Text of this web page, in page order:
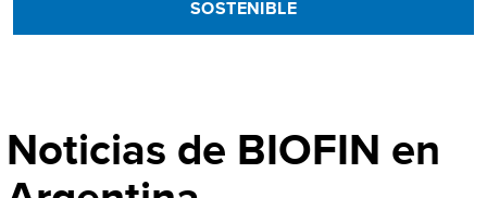
SOSTENIBLE
Noticias de BIOFIN en